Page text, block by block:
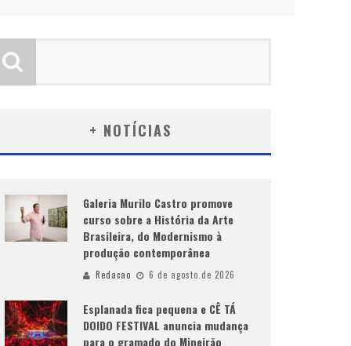
+ NOTÍCIAS
Galeria Murilo Castro promove
curso sobre a História da Arte
Brasileira, do Modernismo à
produção contemporânea
Redacao 6 de agosto de 2026
Esplanada fica pequena e CÊ TÁ
DOIDO FESTIVAL anuncia mudança
para o gramado do Mineirão